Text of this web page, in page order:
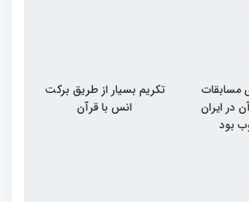
مسابقات
در ایران
بود
تکریم بسیار از طریق برکت
انس با قرآن